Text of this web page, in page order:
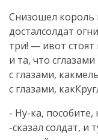
Снизошел король
досталсолдат
три! — ивот стоят
и та, что
с глазами,
с глазами,
- Ну-ка, пособите,
-сказал солдат, и